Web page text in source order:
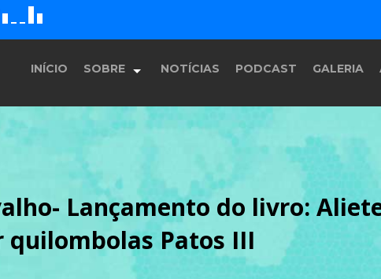
DE F
GH
INÍCIO SOBRE
História
Equipe
NOTÍCIAS PODCAST GALERIA
Lançamento do livro:
Patos III